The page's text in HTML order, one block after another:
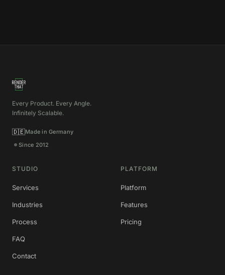
Every Product. Every Angle.
Infinitely Scalable.
🇩🇪Made in Germany
Since 2012
STUDIO
Services
Industries
Process
FAQ
Contact
PLATFORM
Platform
Features
Pricing